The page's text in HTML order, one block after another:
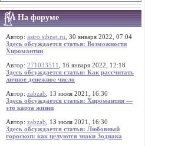
На форуме
Автор: astro.sibnet.ru , 30 января 2022, 07:04
Здесь обсуждается статья: Возможности
Хиромантии
Автор: 271033511
, 16 января 2022, 12:18
Здесь обсуждается статья: Как рассчитать
личное денежное число
Автор: zabzab , 13 июля 2021, 16:30
Здесь обсуждается статья: Хиромантия —
это карта жизни
Автор: zabzab , 13 июля 2021, 16:30
Здесь обсуждается статья: Любовный
гороскоп: как целуются знаки Зодиака